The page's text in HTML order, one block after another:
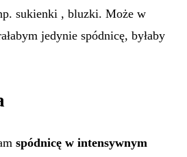
sukienki , bluzki. Może w
jedynie spódnicę, byłaby
spódnicę w intensywnym